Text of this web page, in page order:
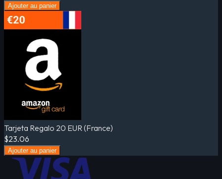
Ajouter au panier
Tarjeta Regalo 20 EUR (France)
$23.06
Ajouter au panier